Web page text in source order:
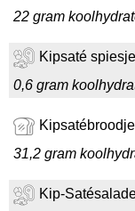
22 gram
Kipsaté
0,6 gram
31,2 gram
Kip-